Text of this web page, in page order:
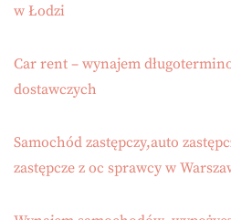
w Łodzi
Car rent – wynajem
dostawczych
Samochód zastępczy,auto
zastępcze z oc sprawcy w